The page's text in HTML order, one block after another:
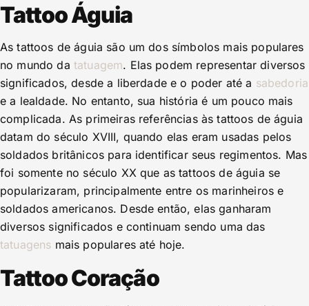
Tattoo Águia
As tattoos de águia são um dos símbolos mais populares
no mundo da tatuagem. Elas podem representar diversos
significados, desde a liberdade e o poder até a sabedoria
e a lealdade. No entanto, sua história é um pouco mais
complicada. As primeiras referências às tattoos de águia
datam do século XVIII, quando elas eram usadas pelos
soldados britânicos para identificar seus regimentos. Mas
foi somente no século XX que as tattoos de águia se
popularizaram, principalmente entre os marinheiros e
soldados americanos. Desde então, elas ganharam
diversos significados e continuam sendo uma das
tatuagens mais populares até hoje.
Tattoo Coração